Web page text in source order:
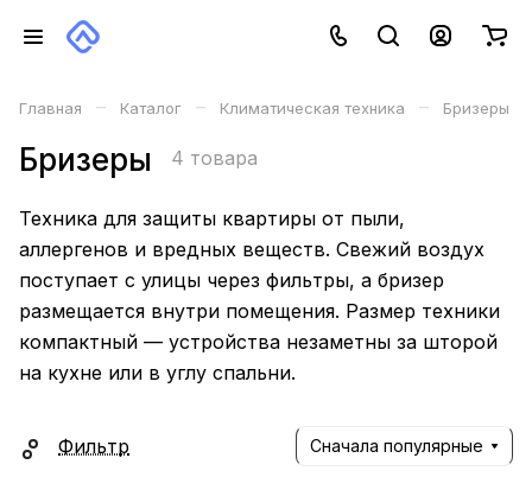
Главная – Каталог – Климатическая техника – Бризеры
Бризеры 4 товара
Техника для защиты квартиры от пыли,
аллергенов и вредных веществ. Свежий воздух
поступает с улицы через фильтры, а бризер
размещается внутри помещения. Размер техники
компактный — устройства незаметны за шторой
на кухне или в углу спальни.
Фильтр Сначала популярные